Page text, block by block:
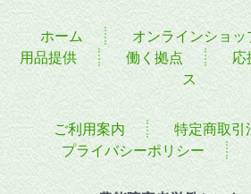
ホーム オンラインショッ
用品提供
働く拠点 応
ス
ご利用案内
特定商取引
プライバシーポリシー